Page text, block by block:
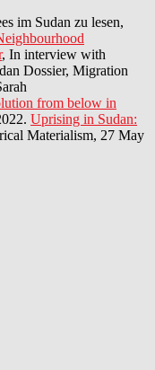
im Sudan zu lesen,
, In interview with
Dossier, Migration
from below in
Uprising in Sudan:
Materialism, 27 May